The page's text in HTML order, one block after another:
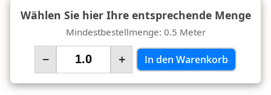
Wählen Sie hier Ihre entsprechende Menge
Mindestbestellmenge: 0.5 Meter
− + In den Warenkorb